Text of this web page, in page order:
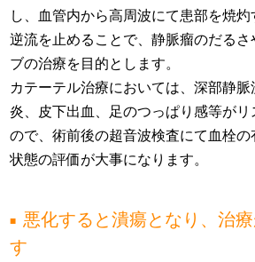
し、血管内から高周波にて患部を焼灼
逆流を止めることで、静脈瘤のだるさ
ブの治療を目的とします。
カテーテル治療においては、深部静
炎、皮下出血、足のつっぱり感等が
ので、術前後の超音波検査にて血栓
状態の評価が大事になります。
悪化すると潰瘍となり、治
す